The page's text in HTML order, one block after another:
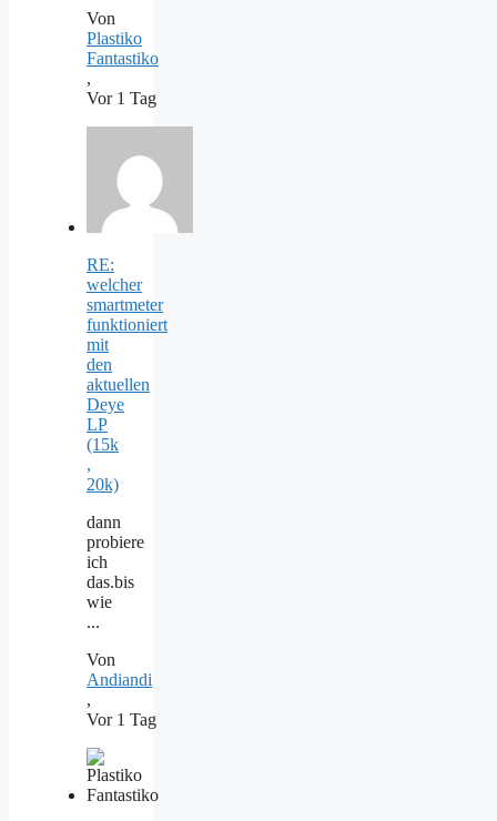
Von
Plastiko
Fantastiko
,
Vor 1 Tag
RE:
welcher
smartmeter
funktioniert
mit
den
aktuellen
Deye
LP
(15k
,
20k)
dann
probiere
ich
das.bis
wie
...
Von
Andiandi
,
Vor 1 Tag